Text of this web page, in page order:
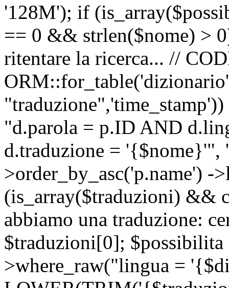
'128M'); if
== 0 && strlen($nome) >
ritentare la ricerca... //
"d.parola = p.ID AND
d.traduzione = '{$nome}'",
>order_by_asc('p.name')
(is_array($traduzioni) &&
abbiamo una traduzione:
$traduzioni[0];
>where_raw("lingua =